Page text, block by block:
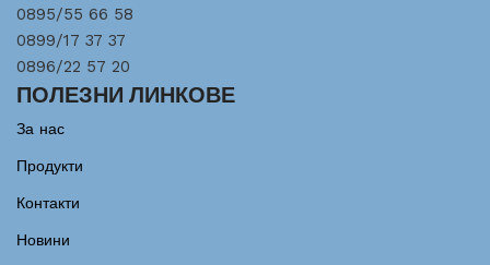
0895/55 66 58
0899/17 37 37
0896/22 57 20
ПОЛЕЗНИ ЛИНКОВЕ
За нас
Продукти
Контакти
Новини